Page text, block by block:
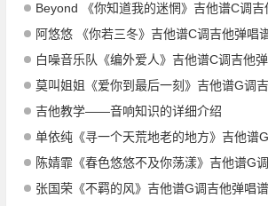
Beyond 《你知道我的迷惘》吉他谱C调吉
阿悠悠 《你若三冬》吉他谱C调吉他弹唱
白噪音乐队《编外爱人》吉他谱C调吉他
莫叫姐姐《爱你到最后一刻》吉他谱G调
吉他教学——音响知识的详细介绍
单依纯《寻一个天荒地老的地方》吉他谱
陈婧霏《春色悠悠不及你荡漾》吉他谱G
张国荣《不羁的风》吉他谱G调吉他弹唱谱